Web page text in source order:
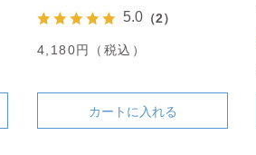
5.0 （2）
4,180円（税込）
カートに入れる